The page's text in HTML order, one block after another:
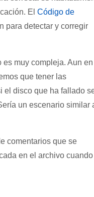
El Código de
para detectar y corregir
muy compleja. Aun en
que tener las
el disco que ha fallado
un escenario similar
comentarios que se
en el archivo